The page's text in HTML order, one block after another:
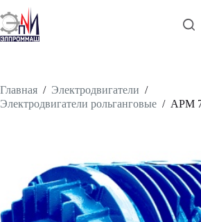
Перейти
к
сути
Главная / Электродвигатели /
Электродвигатели рольганговые / APM